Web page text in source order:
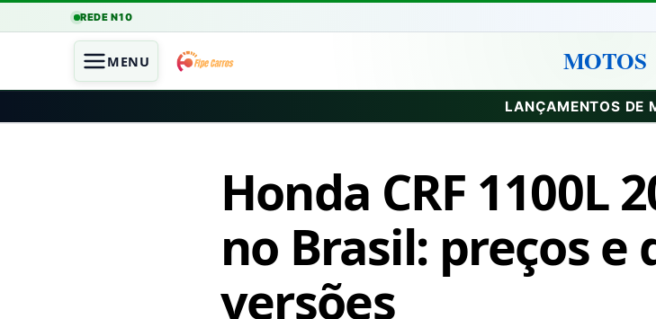
REDE N10
MENU MOTOS
LANÇAMENTOS DE
Honda CRF 1100L
no Brasil: preços e
versões